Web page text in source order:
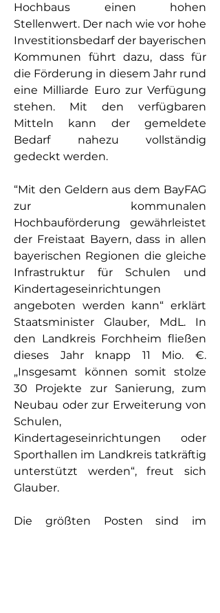
Hochbaus einen hohen
Stellenwert. Der nach wie vor hohe
Investitionsbedarf der bayerischen
Kommunen führt dazu, dass für
die Förderung in diesem Jahr rund
eine Milliarde Euro zur Verfügung
stehen. Mit den verfügbaren
Mitteln kann der gemeldete
Bedarf nahezu vollständig
gedeckt werden.
“Mit den Geldern aus dem BayFAG
zur kommunalen
Hochbauförderung gewährleistet
der Freistaat Bayern, dass in allen
bayerischen Regionen die gleiche
Infrastruktur für Schulen und
Kindertageseinrichtungen
angeboten werden kann“ erklärt
Staatsminister Glauber, MdL. In
den Landkreis Forchheim fließen
dieses Jahr knapp 11 Mio. €.
„Insgesamt können somit stolze
30 Projekte zur Sanierung, zum
Neubau oder zur Erweiterung von
Schulen,
Kindertageseinrichtungen oder
Sporthallen im Landkreis tatkräftig
unterstützt werden“, freut sich
Glauber.
Die größten Posten sind im